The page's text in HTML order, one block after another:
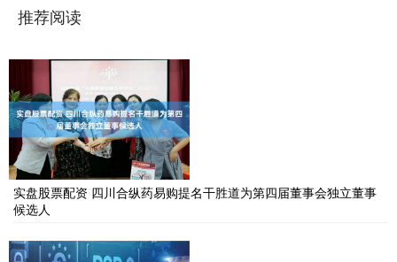
推荐阅读
实盘股票配资 四川合纵药易购提名干胜道为第四届董事会独立董事
候选人